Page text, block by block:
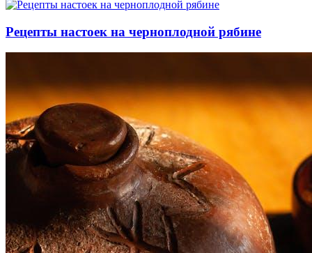
Рецепты настоек на черноплодной рябине